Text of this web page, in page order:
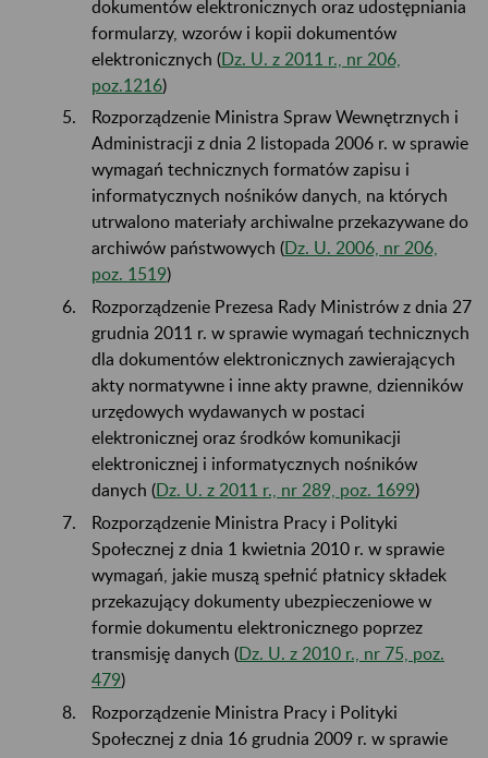
dokumentów elektronicznych oraz udostępniania
formularzy, wzorów i kopii dokumentów
elektronicznych (Dz. U. z 2011 r., nr 206,
poz.1216)
Rozporządzenie Ministra Spraw Wewnętrznych i
Administracji z dnia 2 listopada 2006 r. w sprawie
wymagań technicznych formatów zapisu i
informatycznych nośników danych, na których
utrwalono materiały archiwalne przekazywane do
archiwów państwowych (Dz. U. 2006, nr 206,
poz. 1519)
Rozporządzenie Prezesa Rady Ministrów z dnia 27
grudnia 2011 r. w sprawie wymagań technicznych
dla dokumentów elektronicznych zawierających
akty normatywne i inne akty prawne, dzienników
urzędowych wydawanych w postaci
elektronicznej oraz środków komunikacji
elektronicznej i informatycznych nośników
danych (Dz. U. z 2011 r., nr 289, poz. 1699)
Rozporządzenie Ministra Pracy i Polityki
Społecznej z dnia 1 kwietnia 2010 r. w sprawie
wymagań, jakie muszą spełnić płatnicy składek
przekazujący dokumenty ubezpieczeniowe w
formie dokumentu elektronicznego poprzez
transmisję danych (Dz. U. z 2010 r., nr 75, poz.
479)
Rozporządzenie Ministra Pracy i Polityki
Społecznej z dnia 16 grudnia 2009 r. w sprawie